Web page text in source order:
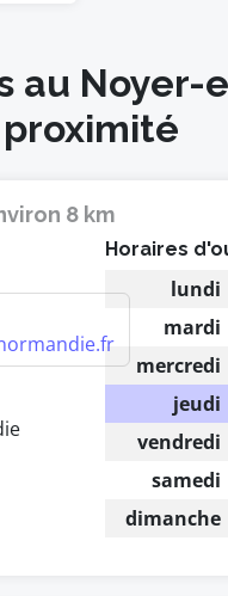
au Noyer-
proximité
8 km
Horaires
lundi
mardi
mercredi
jeudi
vendredi
samedi
dimanche